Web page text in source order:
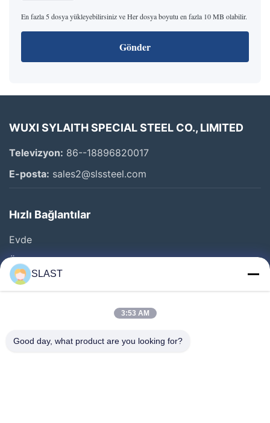
En fazla 5 dosya yükleyebilirsiniz ve Her dosya boyutu en fazla 10 MB olabilir.
Gönder
WUXI SYLAITH SPECIAL STEEL CO., LIMITED
Televizyon: 86--18896820017
E-posta: sales2@slssteel.com
Hızlı Bağlantılar
Evde
Ürün
Videolar
Kalite Kontrol
SLAST
3:53 AM
Good day, what product are you looking for?